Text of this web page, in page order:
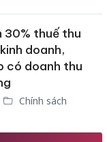
30% thuế thu
doanh,
có doanh thu
Chính sách